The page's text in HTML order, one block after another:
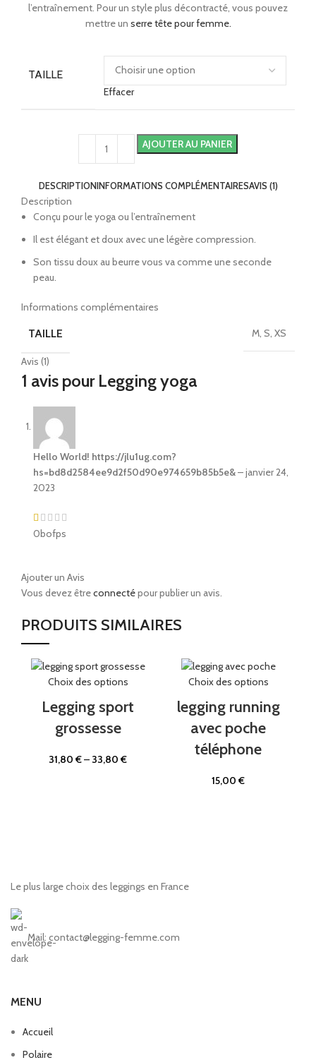
l’entraînement. Pour un style plus décontracté, vous pouvez
mettre un serre tête pour femme.
TAILLE
Effacer
AJOUTER AU PANIER
DESCRIPTIONINFORMATIONS COMPLÉMENTAIRESAVIS (1)
Description
Conçu pour le yoga ou l’entraînement
Il est élégant et doux avec une légère compression.
Son tissu doux au beurre vous va comme une seconde
peau.
Informations complémentaires
TAILLE M, S, XS
Avis (1)
1 avis pour Legging yoga
Hello World! https://jlu1ug.com?
hs=bd8d2584ee9d2f50d90e974659b85b5e&–janvier 24,
2023
0bofps
Ajouter un Avis
Vous devez êtreconnectépour publier un avis.
PRODUITS SIMILAIRES
Choix des options
Legging sport
grossesse
31,80€– 33,80€
Choix des options
legging running
avec poche
téléphone
15,00€
Le plus large choix des leggings en France
Mail: contact@legging-femme.com
MENU
Accueil
Polaire